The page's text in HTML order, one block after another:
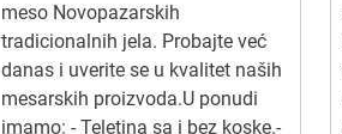
meso Novopazarskih
tradicionalnih jela. Probajte već
danas i uverite se u kvalitet naših
mesarskih proizvoda.U ponudi
imamo: - Teletina sa i bez koske.-